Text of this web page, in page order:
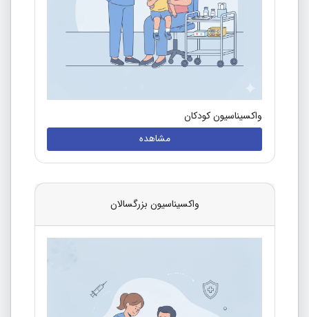
واکسیناسیون کودکان
مشاهده
واکسیناسیون بزرگسالان